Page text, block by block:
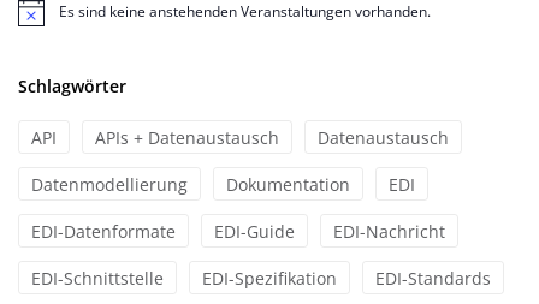
HinweisEs sind keine anstehenden Veranstaltungen vorhanden.
Schlagwörter
API APIs + Datenaustausch Datenaustausch
Datenmodellierung Dokumentation EDI
EDI-Datenformate EDI-Guide EDI-Nachricht
EDI-Schnittstelle EDI-Spezifikation EDI-Standards